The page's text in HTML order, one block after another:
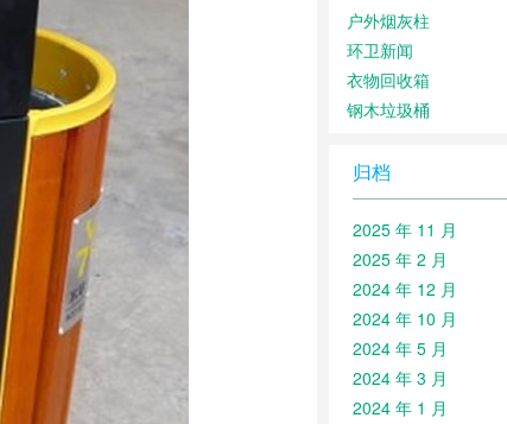
户外烟灰柱
环卫新闻
衣物回收箱
钢木垃圾桶
归档
2025 年 11 月
2025 年 2 月
2024 年 12 月
2024 年 10 月
2024 年 5 月
2024 年 3 月
2024 年 1 月